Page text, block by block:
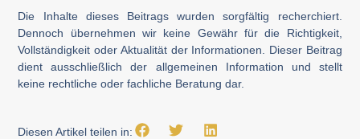
Die Inhalte dieses Beitrags wurden sorgfältig recherchiert.
Dennoch übernehmen wir keine Gewähr für die Richtigkeit,
Vollständigkeit oder Aktualität der Informationen. Dieser Beitrag
dient ausschließlich der allgemeinen Information und stellt
keine rechtliche oder fachliche Beratung dar.
Diesen Artikel teilen in: